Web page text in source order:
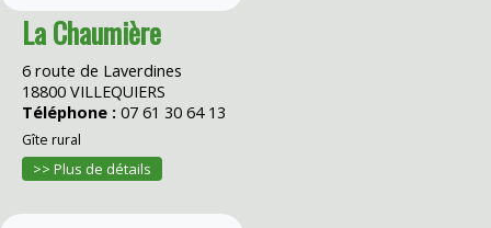
La Chaumière
6 route de Laverdines
18800 VILLEQUIERS
Téléphone : 07 61 30 64 13
Gîte rural
>> Plus de détails